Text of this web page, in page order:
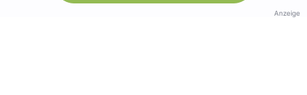
Anzeige